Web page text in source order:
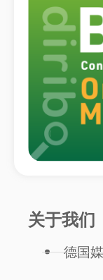
关于我们
德国